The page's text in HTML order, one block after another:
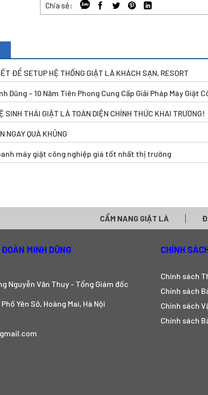
Chia sẻ:
ĐỂ SETUP HỆ THỐNG GIẶT LÀ KHÁCH SẠN, RESORT
Dũng – 10 Năm Tiên Phong Cung Cấp Giải Pháp Máy Giặt
SINH THÁI GIẶT LÀ TOÀN DIỆN CHÍNH THỨC KHAI TRƯƠNG!
NGAY QUÀ KHỦNG
máy giặt công nghiệp giá tốt nhất thị trường
CẨM NANG GIẶT LÀ
MINH DŨNG
Nguyễn Văn Thuy - Tổng Giám đốc
Yên Sở, Hoàng Mai, Hà Nội
CHÍNH
Chính sách
Chính sách
Chính sách
Chính sách